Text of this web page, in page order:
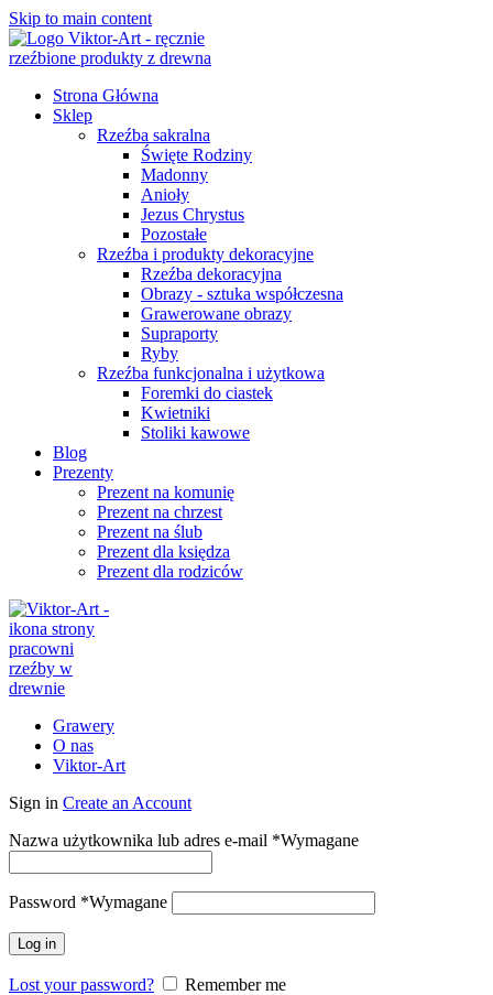
Skip to main content
Strona Główna
Sklep
Rzeźba sakralna
Święte Rodziny
Madonny
Anioły
Jezus Chrystus
Pozostałe
Rzeźba i produkty dekoracyjne
Rzeźba dekoracyjna
Obrazy - sztuka współczesna
Grawerowane obrazy
Supraporty
Ryby
Rzeźba funkcjonalna i użytkowa
Foremki do ciastek
Kwietniki
Stoliki kawowe
Blog
Prezenty
Prezent na komunię
Prezent na chrzest
Prezent na ślub
Prezent dla księdza
Prezent dla rodziców
Grawery
O nas
Viktor-Art
Sign in Create an Account
Nazwa użytkownika lub adres e-mail *Wymagane
Password *Wymagane
Log in
Lost your password?
Remember me